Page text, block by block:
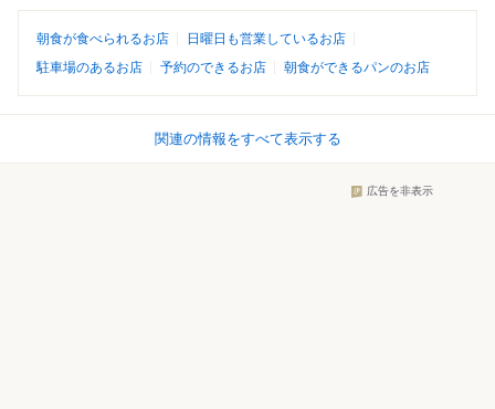
朝食が食べられるお店
日曜日も営業しているお店
駐車場のあるお店
予約のできるお店 朝食ができるパンのお店
関連の情報をすべて表示する
広告を非表示